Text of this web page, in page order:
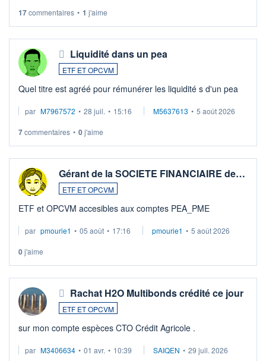
17commentaires • 1 j'aime
Liquidité dans un pea
ETF ET OPCVM
Quel titre est agréé pour rémunérer les liquidité s d'un pea
par M7967572 • 28 juil. • 15:16 M5637613 • 5 août 2026
7commentaires • 0j'aime
Gérant de la SOCIETE FINANCIAIRE de…
ETF ET OPCVM
ETF et OPCVM accesibles aux comptes PEA_PME
par pmourie1 • 05 août • 17:16 pmourie1 • 5 août 2026
0j'aime
Rachat H2O Multibonds crédité ce jour
ETF ET OPCVM
sur mon compte espèces CTO Crédit Agricole .
par M3406634 • 01 avr. • 10:39 SAIQEN • 29 juil. 2026